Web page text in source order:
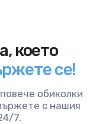
което
се!
обиколки
с нашия
7.